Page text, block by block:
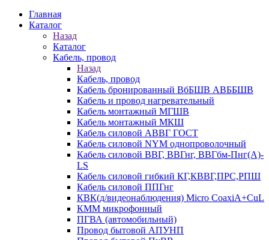
Главная
Каталог
Назад
Каталог
Кабель, провод
Назад
Кабель, провод
Кабель бронированный ВбБШВ АВББШВ
Кабель и провод нагревательный
Кабель монтажный МГШВ
Кабель монтажный МКШ
Кабель силовой АВВГ ГОСТ
Кабель силовой NYM однопроволочный
Кабель силовой ВВГ, ВВГнг, ВВГбм-Пнг(А)-
LS
Кабель силовой гибкий КГ,КВВГ,ПРС,РПШ
Кабель силовой ППГнг
КВК(д/видеонаблюдения) Micro CoaxiA+CuL
КММ микрофонный
ПГВА (автомобильный)
Провод бытовой АПУНП